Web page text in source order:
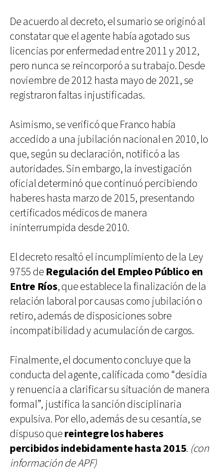
De acuerdo al decreto, el sumario se originó al
constatar que el agente había agotado sus
licencias por enfermedad entre 2011 y 2012,
pero nunca se reincorporó a su trabajo. Desde
noviembre de 2012 hasta mayo de 2021, se
registraron faltas injustificadas.
Asimismo, se verificó que Franco había
accedido a una jubilación nacional en 2010, lo
que, según su declaración, notificó a las
autoridades. Sin embargo, la investigación
oficial determinó que continuó percibiendo
haberes hasta marzo de 2015, presentando
certificados médicos de manera
ininterrumpida desde 2010.
El decreto resaltó el incumplimiento de la Ley
9755 de Regulación del Empleo Público en
Entre Ríos, que establece la finalización de la
relación laboral por causas como jubilación o
retiro, además de disposiciones sobre
incompatibilidad y acumulación de cargos.
Finalmente, el documento concluye que la
conducta del agente, calificada como “desidia
y renuencia a clarificar su situación de manera
formal”, justifica la sanción disciplinaria
expulsiva. Por ello, además de su cesantía, se
dispuso quereintegre los haberes
percibidos indebidamente hasta 2015. (con
información de APF)